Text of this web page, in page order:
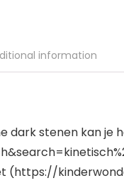
information
dark stenen kan
(https://